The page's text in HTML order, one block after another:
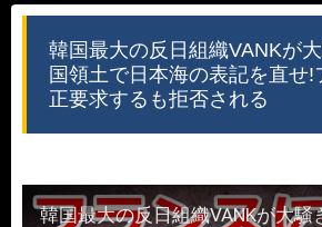
韓国最大の反日組織VANKが
国領土で日本海の表記を直せ!
正要求するも拒否される